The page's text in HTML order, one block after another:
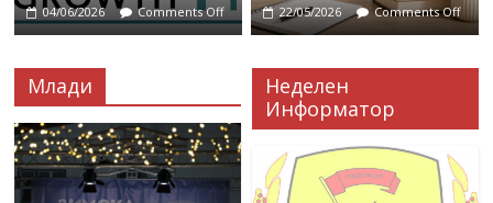
04/06/2026 Comments Off 22/05/2026 Comments Off
Млади
Неделен
Информатор